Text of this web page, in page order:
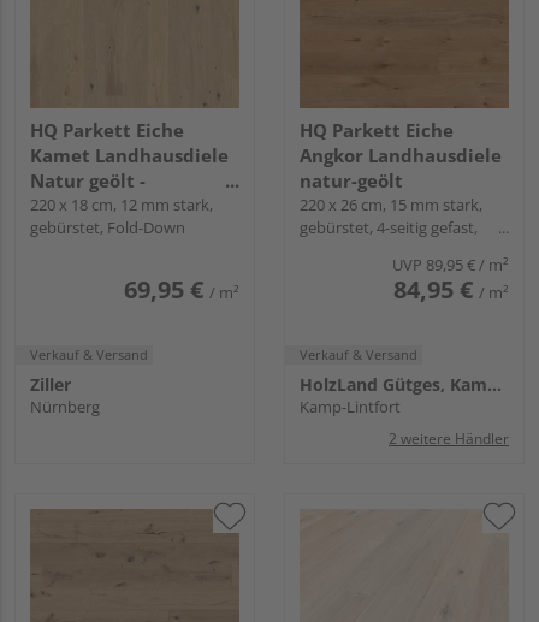
HQ Parkett Eiche
Kamet Landhausdiele
Natur geölt -
Landhausdiele 2.5
220 x 18 cm, 12 mm stark,
gebürstet, Fold-Down
69,95 € / m²
Verkauf & Versand
Ziller
Nürnberg
HQ Parkett Eiche
Angkor Landhausdiele
natur-geölt
220 x 26 cm, 15 mm stark,
gebürstet, 4-seitig gefast,
UVP 89,95 € / m²
84,95 € / m²
Verkauf & Versand
HolzLand Gütges, Kamp-Lintfort
Kamp-Lintfort
2 weitere Händler